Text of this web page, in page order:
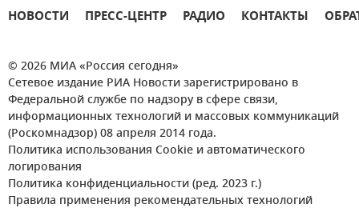
НОВОСТИ ПРЕСС-ЦЕНТР РАДИО КОНТАКТЫ
© 2026 МИА «Россия сегодня»
Сетевое издание РИА Новости зарегистрировано в
Федеральной службе по надзору в сфере связи,
информационных технологий и массовых коммуникаций
(Роскомнадзор) 08 апреля 2014 года.
Политика использования Cookie и автоматического
логирования
Политика конфиденциальности (ред. 2023 г.)
Правила применения рекомендательных технологий